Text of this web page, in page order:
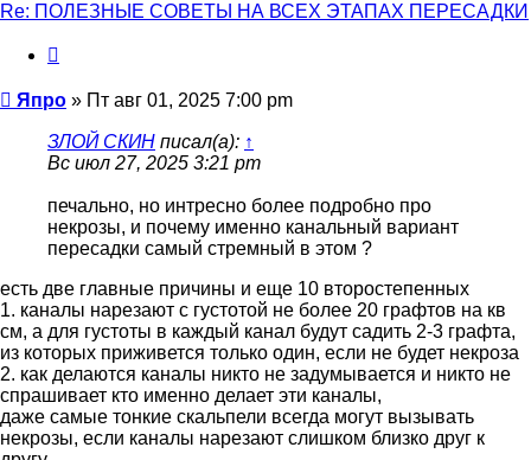
Re: ПОЛЕЗНЫЕ СОВЕТЫ НА ВСЕХ ЭТАПАХ ПЕРЕСАДКИ
Сообщение
Япро » Пт авг 01, 2025 7:00 pm
ЗЛОЙ СКИН писал(а): ↑
Вс июл 27, 2025 3:21 pm
печально, но интресно более подробно про
некрозы, и почему именно канальный вариант
пересадки самый стремный в этом ?
есть две главные причины и еще 10 второстепенных
1. каналы нарезают с густотой не более 20 графтов на кв
см, а для густоты в каждый канал будут садить 2-3 графта,
из которых приживется только один, если не будет некроза
2. как делаются каналы никто не задумывается и никто не
спрашивает кто именно делает эти каналы,
даже самые тонкие скальпели всегда могут вызывать
некрозы, если каналы нарезают слишком близко друг к